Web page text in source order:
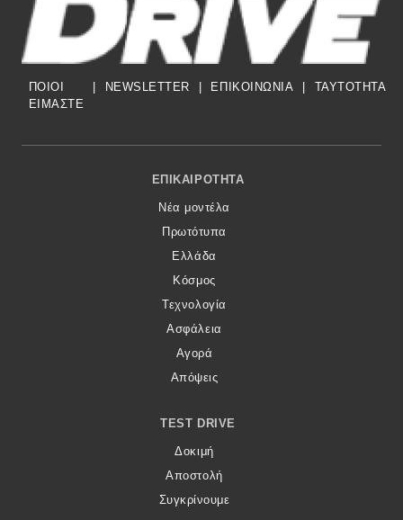
ΠΟΙΟΙ
ΕΙΜΑΣΤΕ
NEWSLETTER ΕΠΙΚΟΙΝΩΝΙΑ TAYTOTHTA
Footer Menu
ΕΠΙΚΑΙΡΌΤΗΤΑ
Νέα μοντέλα
Πρωτότυπα
Ελλάδα
Κόσμος
Τεχνολογία
Ασφάλεια
Αγορά
Απόψεις
TEST DRIVE
Δοκιμή
Αποστολή
Συγκρίνουμε